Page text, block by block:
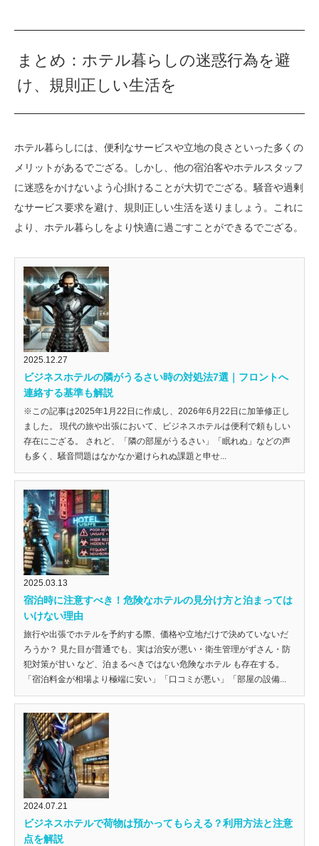
まとめ：ホテル暮らしの迷惑行為を避
け、規則正しい生活を
ホテル暮らしには、便利なサービスや立地の良さといった多くの
メリットがあるでござる。しかし、他の宿泊客やホテルスタッフ
に迷惑をかけないよう心掛けることが大切でござる。騒音や過剰
なサービス要求を避け、規則正しい生活を送りましょう。これに
より、ホテル暮らしをより快適に過ごすことができるでござる。
2025.12.27
ビジネスホテルの隣がうるさい時の対処法7選｜フロントへ
連絡する基準も解説
※この記事は2025年1月22日に作成し、2026年6月22日に加筆修正し
ました。 現代の旅や出張において、ビジネスホテルは便利で頼もしい
存在にござる。 されど、「隣の部屋がうるさい」「眠れぬ」などの声
も多く、騒音問題はなかなか避けられぬ課題と申せ...
2025.03.13
宿泊時に注意すべき！危険なホテルの見分け方と泊まっては
いけない理由
旅行や出張でホテルを予約する際、価格や立地だけで決めていないだ
ろうか？ 見た目が普通でも、実は治安が悪い・衛生管理がずさん・防
犯対策が甘い など、泊まるべきではない危険なホテル も存在する。
「宿泊料金が相場より極端に安い」「口コミが悪い」「部屋の設備...
2024.07.21
ビジネスホテルで荷物は預かってもらえる？利用方法と注意
点を解説